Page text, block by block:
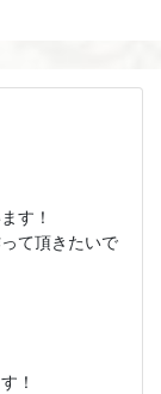
す！
て頂きたいで
！